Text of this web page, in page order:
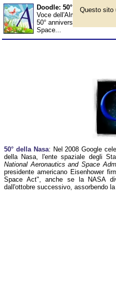
Doodle: 50° della Nasa -
Voce dell'Almanacco del
50° anniversario della
Space...
50° della Nasa: Nel 2008 Google
della Nasa, l'ente spaziale degli
National Aeronautics and Space
presidente americano Eisenhower
Space Act", anche se la NASA
dall'ottobre successivo, assorbendo
Questo sito